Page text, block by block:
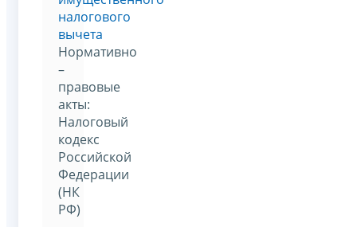
налогового
вычета
Нормативно
–
правовые
акты:
Налоговый
кодекс
Российской
Федерации
(НК
РФ)